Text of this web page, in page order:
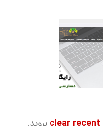
clear بروید.